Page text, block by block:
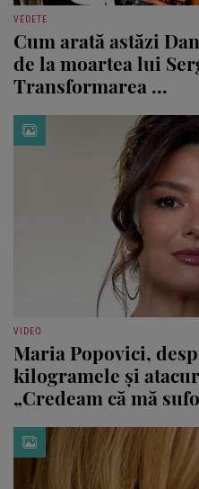
VEDETE
Cum arată astăzi
de la moartea lui
Transformarea ...
VIDEO
Maria Popovici,
kilogramele și
„Credeam că mă